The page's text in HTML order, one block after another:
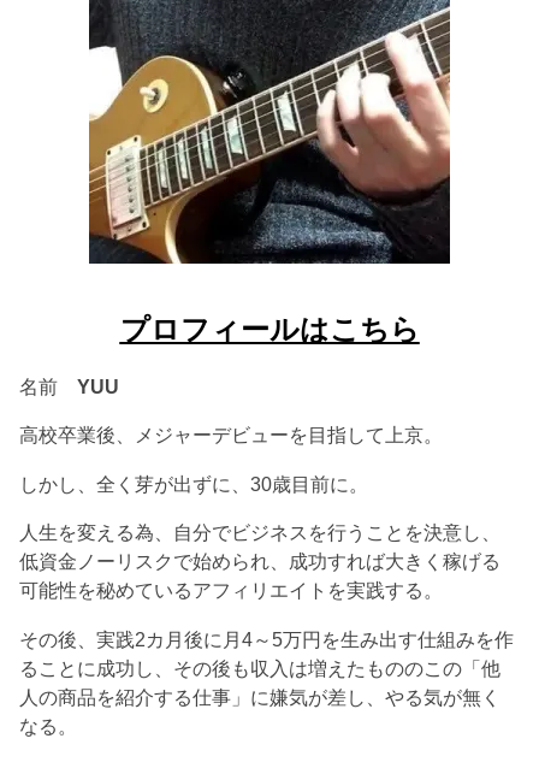
プロフィールはこちら
名前YUU
高校卒業後、メジャーデビューを目指して上京。
しかし、全く芽が出ずに、30歳目前に。
人生を変える為、自分でビジネスを行うことを決意し、
低資金ノーリスクで始められ、成功すれば大きく稼げる
可能性を秘めているアフィリエイトを実践する。
その後、実践2カ月後に月4～5万円を生み出す仕組みを作
ることに成功し、その後も収入は増えたもののこの「他
人の商品を紹介する仕事」に嫌気が差し、やる気が無く
なる。